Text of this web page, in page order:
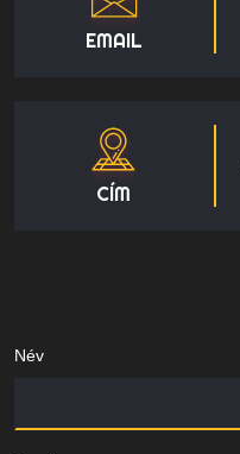
EMAIL
CÍM
Név